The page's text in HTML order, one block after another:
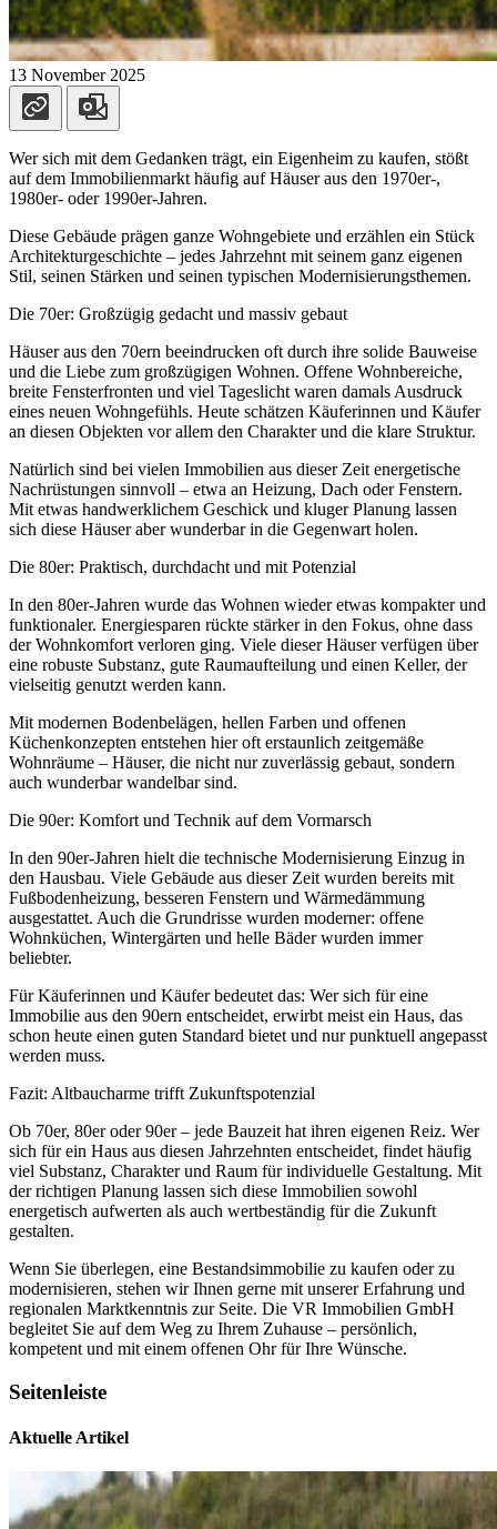
13 November 2025
Wer sich mit dem Gedanken trägt, ein Eigenheim zu kaufen, stößt
auf dem Immobilienmarkt häufig auf Häuser aus den 1970er-,
1980er- oder 1990er-Jahren.
Diese Gebäude prägen ganze Wohngebiete und erzählen ein Stück
Architekturgeschichte – jedes Jahrzehnt mit seinem ganz eigenen
Stil, seinen Stärken und seinen typischen Modernisierungsthemen.
Die 70er: Großzügig gedacht und massiv gebaut
Häuser aus den 70ern beeindrucken oft durch ihre solide Bauweise
und die Liebe zum großzügigen Wohnen. Offene Wohnbereiche,
breite Fensterfronten und viel Tageslicht waren damals Ausdruck
eines neuen Wohngefühls. Heute schätzen Käuferinnen und Käufer
an diesen Objekten vor allem den Charakter und die klare Struktur.
Natürlich sind bei vielen Immobilien aus dieser Zeit energetische
Nachrüstungen sinnvoll – etwa an Heizung, Dach oder Fenstern.
Mit etwas handwerklichem Geschick und kluger Planung lassen
sich diese Häuser aber wunderbar in die Gegenwart holen.
Die 80er: Praktisch, durchdacht und mit Potenzial
In den 80er-Jahren wurde das Wohnen wieder etwas kompakter und
funktionaler. Energiesparen rückte stärker in den Fokus, ohne dass
der Wohnkomfort verloren ging. Viele dieser Häuser verfügen über
eine robuste Substanz, gute Raumaufteilung und einen Keller, der
vielseitig genutzt werden kann.
Mit modernen Bodenbelägen, hellen Farben und offenen
Küchenkonzepten entstehen hier oft erstaunlich zeitgemäße
Wohnräume – Häuser, die nicht nur zuverlässig gebaut, sondern
auch wunderbar wandelbar sind.
Die 90er: Komfort und Technik auf dem Vormarsch
In den 90er-Jahren hielt die technische Modernisierung Einzug in
den Hausbau. Viele Gebäude aus dieser Zeit wurden bereits mit
Fußbodenheizung, besseren Fenstern und Wärmedämmung
ausgestattet. Auch die Grundrisse wurden moderner: offene
Wohnküchen, Wintergärten und helle Bäder wurden immer
beliebter.
Für Käuferinnen und Käufer bedeutet das: Wer sich für eine
Immobilie aus den 90ern entscheidet, erwirbt meist ein Haus, das
schon heute einen guten Standard bietet und nur punktuell angepasst
werden muss.
Fazit: Altbaucharme trifft Zukunftspotenzial
Ob 70er, 80er oder 90er – jede Bauzeit hat ihren eigenen Reiz. Wer
sich für ein Haus aus diesen Jahrzehnten entscheidet, findet häufig
viel Substanz, Charakter und Raum für individuelle Gestaltung. Mit
der richtigen Planung lassen sich diese Immobilien sowohl
energetisch aufwerten als auch wertbeständig für die Zukunft
gestalten.
Wenn Sie überlegen, eine Bestandsimmobilie zu kaufen oder zu
modernisieren, stehen wir Ihnen gerne mit unserer Erfahrung und
regionalen Marktkenntnis zur Seite. Die VR Immobilien GmbH
begleitet Sie auf dem Weg zu Ihrem Zuhause – persönlich,
kompetent und mit einem offenen Ohr für Ihre Wünsche.
Seitenleiste
Aktuelle Artikel